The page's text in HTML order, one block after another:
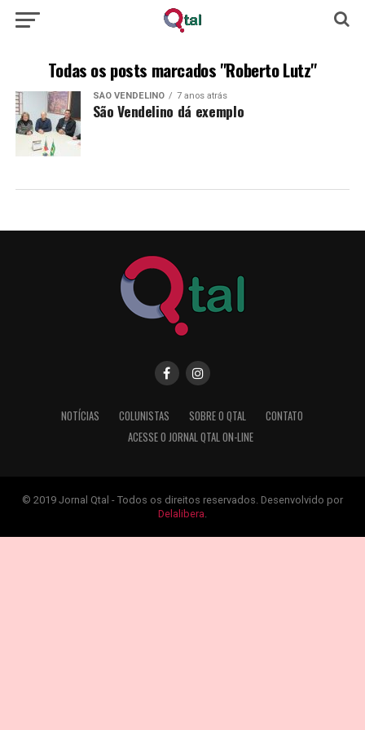
Todas os posts marcados "Roberto Lutz"
SÃO VENDELINO 7 anos atrás
São Vendelino dá exemplo
NOTÍCIAS COLUNISTAS SOBRE O QTAL
CONTATO
ACESSE O JORNAL QTAL ON-LINE
© 2019 Jornal Qtal - Todos os direitos reservados. Desenvolvido por
Delalibera.